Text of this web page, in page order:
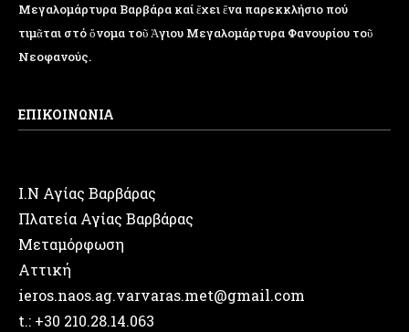
Μεγαλομάρτυρα Βαρβάρα καί ἔχει ἕνα παρεκκλήσιο πού
τιμᾶται στό ὄνομα τοῦ Ἁγιου Μεγαλομάρτυρα Φανουρίου τοῦ
Νεοφανούς.
ΕΠΙΚΟΙΝΩΝΙΑ
Ι.Ν Αγίας Βαρβάρας
Πλατεία Αγίας Βαρβάρας
Μεταμόρφωση
Αττική
ieros.naos.ag.varvaras.met@gmail.com
t.: +30 210.28.14.063